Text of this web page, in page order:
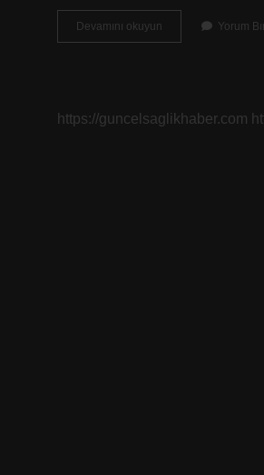
Devamını okuyun Alışılmamış
Bağdaştırma
Yorum
https://guncelsaglikhaber.com